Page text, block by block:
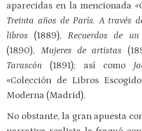
aparecidas en la mencionada
Treinta años de París. A través
libros (1889),Recuerdos de
(1890), Mujeres de artistas
Tarascón (1891); así como
«Colección de Libros
Moderna (Madrid).
No obstante, la gran apuesta